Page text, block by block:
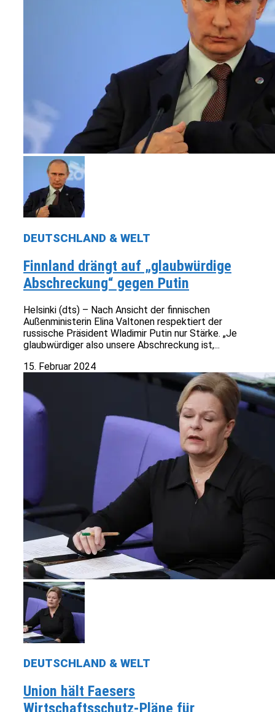
DEUTSCHLAND & WELT
Finnland drängt auf „glaubwürdige
Abschreckung“ gegen Putin
Helsinki (dts) – Nach Ansicht der finnischen
Außenministerin Elina Valtonen respektiert der
russische Präsident Wladimir Putin nur Stärke. „Je
glaubwürdiger also unsere Abschreckung ist,...
15. Februar 2024
DEUTSCHLAND & WELT
Union hält Faesers
Wirtschaftsschutz-Pläne für